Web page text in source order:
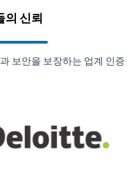
의 신뢰
보안을 보장하는 업계 인증